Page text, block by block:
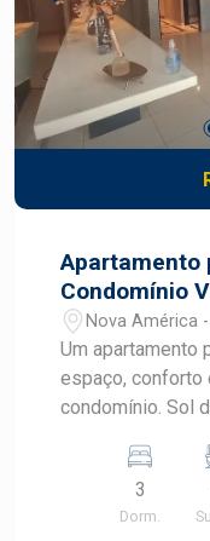
Apartamento
Condomínio
Varanga
Nova América
Um apartamento
espaço, conforto
condomínio. Sol
móvel
condicionado;
3
Dorm.